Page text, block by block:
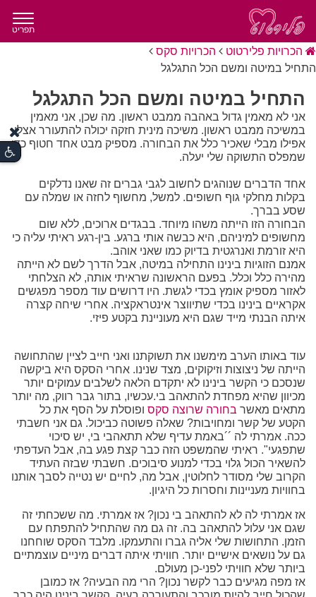
תפריט
הכרויות פלירטוט
הכרויות סקס
התחיל במיטה ומשם הכל התגלגל
התחיל במיטה ומשם הכל התגלגל
אני לא מאמין גדול באהבה ממבט ראשון. מה שכן, אני מאמין
במשיכה ממבט ראשון. משיכה מינית חזקה יכולה להתעורר אצלי
אפילו מבלי שאכיר כלל את הבחורה. מספיק מבט אחד חטוף כדי
שמפלס התשוקה שלי יעלה.
אחד הדברים שנוהגים לחשוב לגבי גברים זה שאנו נדלקים
בקלות מחלקי גוף חשופים. למשל, מחשוף לחזה או שמלה עם
שסע בברך.
הבחורה הזו הייתה משהו מיוחד. בבגדים ארוכים, ללא שום
מחשופים למיניהם, היא כבשה אותי ברגע. בין-רגע ראיתי עליה כי
היא זורמת ואנרגטית בדיוק כמו שאני אוהב.
אמנם הזוגיות בינינו התחילה במיטה, אבל הדרך לשם לא הייתה
מהירה כלל וכלל. בפעם הראשונה שראיתי אותה, לא הצלחתי
לאזור מספיק אומץ בכדי לגשת. היו דרושים עוד מספר מפגשים
אקראיים בינינו בכדי שתיווצר אינטראקציה. אחרי שיחה קצרה
איתה הבנתי מייד שגם היא מעוניינת בקטע פיזי.
עוד באותו הערב מימשנו את תשוקתנו ואני חייב לציין שהתחושה
הייתה של ניצוצות וזיקוקים, מצד שנינו. אחרי הסקס היא ביקשה
שנסכם כי הקשר בינינו לא יתקדם הלאה לשלבים עמוקים יותר
מכיוון שהיא מפחדת להתאהב בי.עכשיו, בתור גבר רווק, מה יותר
מתאים מאשר בחורה שרוצה סקס ופוסלת על הסף את כל
הקטע של קשר ומחויבות? שאלה פשוטה כביכול. גם אני חשבתי
ככה. אמרתי לה ´´באמת עדיף שלא תתאהבי בי, יש סיכוי
שתפגעי". ראיתי שהמשפט הזה כבר קצת פגע בה, אבל העדפתי
להשאיר הכול גלוי בכדי למנוע סיבוכים. חשבתי שבזה העתיד
הקרוב שלי מסודר לחלוטין, אבל מה, לחיים יש נטייה לסבך אותנו
בחוויות מעניינות וחסרות כל היגיון.
אז אמרתי לה לא להתאהב בי נכון? אז אמרתי. מה ששכחתי זה
שגם אני עלול להתאהב בה. זה גם מה שהתחיל להתפתח עם
הזמן. התחושות שלי אליה גברו והתעמקו. מלבד הסקס שוחחנו
גם על נושאים אישיים יותר. חוויתי איתה דברים מיניים עוצמתיים
ביותר שלא חוויתי לפני-כן מעולם.
אז מפה מגיעים כבר לקשר נכון? הרי מה הבעיה? אז כמובן